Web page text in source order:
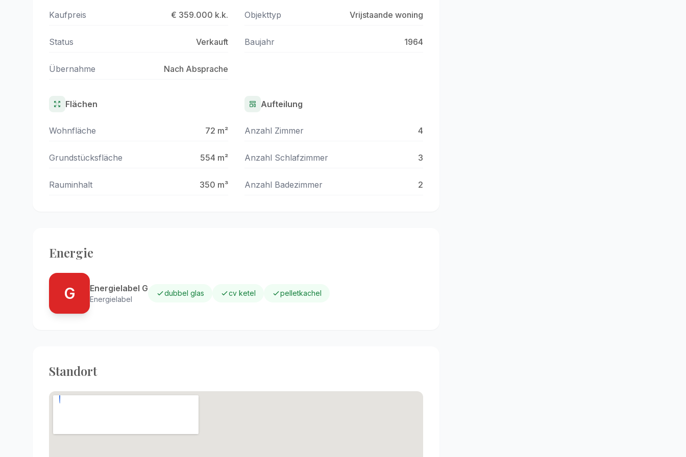
Kaufpreis € 359.000 k.k.
Status Verkauft
Übernahme Nach Absprache
Objekttyp Vrijstaande woning
Baujahr 1964
Flächen
Wohnfläche 72 m²
Grundstücksfläche 554 m²
Rauminhalt 350 m³
Aufteilung
Anzahl Zimmer 4
Anzahl Schlafzimmer 3
Anzahl Badezimmer 2
Energie
G Energielabel G
Energielabel
dubbel glas cv ketel pelletkachel
Standort